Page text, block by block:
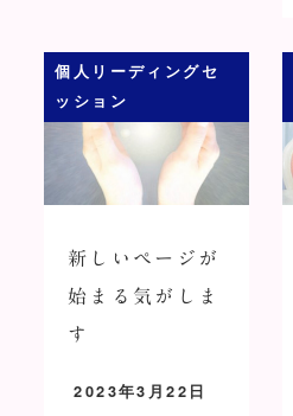
個人リーディングセ
ッション
新しいページが
始まる気がしま
す
投稿日
2023年3月22日